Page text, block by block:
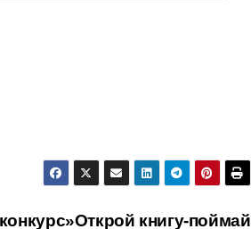
книгу-поймай